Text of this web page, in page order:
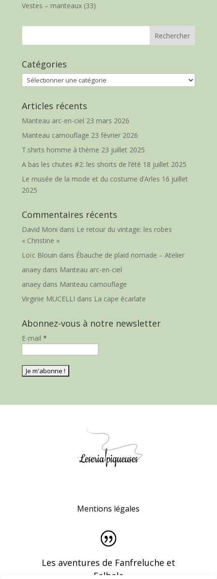
Vestes – manteaux(33)
Catégories
Catégories
Articles récents
Manteau arc-en-ciel 23 mars 2026
Manteau camouflage 23 février 2026
T.shirts homme à thème 23 juillet 2025
A bas les chutes #2: les shorts de l’été 18 juillet 2025
Le musée de la mode et du costume d’Arles 16 juillet
2025
Commentaires récents
David Moni dans Le retour du vintage: les robes
« Christine »
Loïc Blouin dans Ébauche de plaid nomade – Atelier
anaeydans Manteau arc-en-ciel
anaeydans Manteau camouflage
Virginie MUCELLI dans La cape écarlate
Abonnez-vous à notre newsletter
E-mail *
Mentions légales
Les aventures de Fanfreluche et
Falbala